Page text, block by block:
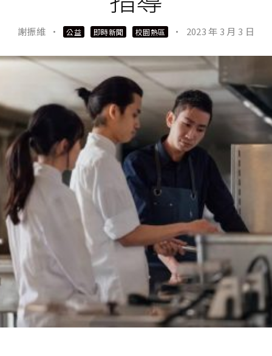
謝振維 · 公益 即時新聞 校園熱區 · 2023 年 3 月 3 日